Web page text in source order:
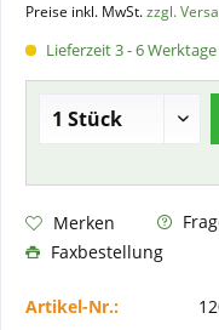
Preise inkl. MwSt.zzgl.
Lieferzeit 3 - 6 Werktage
Merken
Faxbestellung
Artikel-Nr.: